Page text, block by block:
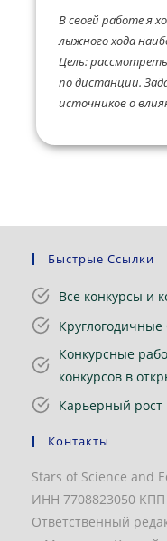
В своей работе я
лыжного хода
Цель:
по дистанции.
источников о
Быстрые Ссылки
Все конкурсы и
Конкурсные
конкурсов в
Карьерный
Контакты
Stars of Science and
ИНН 7708823050 КПП
Ответственный